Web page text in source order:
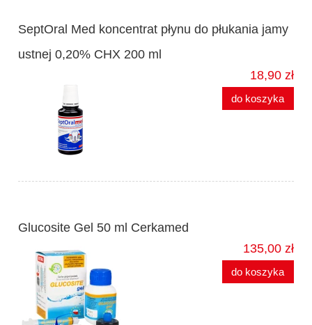
SeptOral Med koncentrat płynu do płukania jamy
ustnej 0,20% CHX 200 ml
18,90 zł
do koszyka
Glucosite Gel 50 ml Cerkamed
135,00 zł
do koszyka